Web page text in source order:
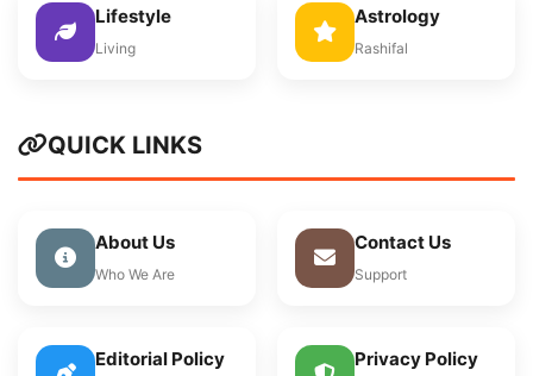
Lifestyle
Living
Astrology
Rashifal
QUICK LINKS
About Us
Who We Are
Contact Us
Support
Editorial Policy Privacy Policy